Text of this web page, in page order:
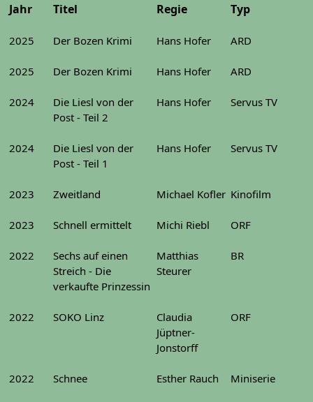
Jahr Titel Regie Typ
2025 Der Bozen Krimi Hans Hofer ARD
2025 Der Bozen Krimi Hans Hofer ARD
2024
Die Liesl von der
Post - Teil 2
Hans Hofer Servus TV
2024
Die Liesl von der
Post - Teil 1
Hans Hofer Servus TV
2023 Zweitland Michael Kofler Kinofilm
2023 Schnell ermittelt Michi Riebl ORF
2022
Sechs auf einen
Streich - Die
verkaufte Prinzessin
Matthias
Steurer
BR
2022 SOKO Linz
Claudia
Jüptner-
Jonstorff
ORF
2022 Schnee Esther Rauch Miniserie